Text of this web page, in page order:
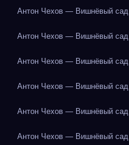
Антон Чехов — Вишнёвый сад
Антон Чехов — Вишнёвый сад
Антон Чехов — Вишнёвый сад
Антон Чехов — Вишнёвый сад
Антон Чехов — Вишнёвый сад
Антон Чехов — Вишнёвый сад